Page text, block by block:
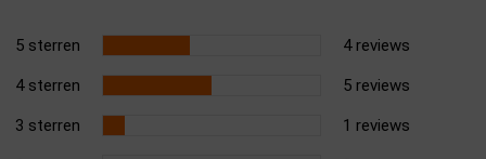
5 sterren 4 reviews
4 sterren 5 reviews
3 sterren 1 reviews